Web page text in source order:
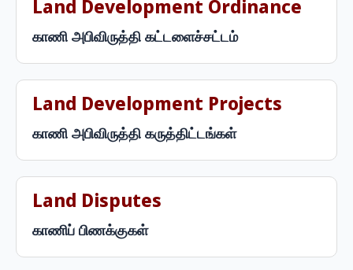
Land Development Ordinance
காணி அபிவிருத்தி கட்டளைச்சட்டம்
Land Development Projects
காணி அபிவிருத்தி கருத்திட்டங்கள்
Land Disputes
காணிப் பிணக்குகள்